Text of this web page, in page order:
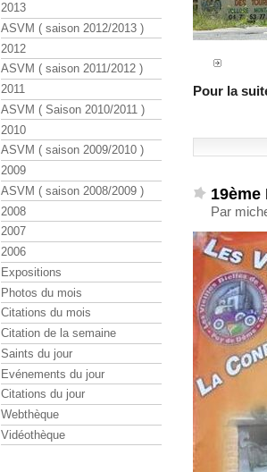
Pour la
19ème
Par
2013
ASVM ( saison 2012/2013 )
2012
ASVM ( saison 2011/2012 )
2011
ASVM ( Saison 2010/2011 )
2010
ASVM ( saison 2009/2010 )
2009
ASVM ( saison 2008/2009 )
2008
2007
2006
Expositions
Photos du mois
Citations du mois
Citation de la semaine
Saints du jour
Evénements du jour
Citations du jour
Webthèque
Vidéothèque